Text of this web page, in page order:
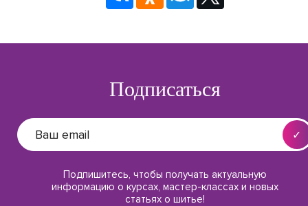
Подписаться
Подпишитесь, чтобы получать актуальную
информацию о курсах, мастер-классах и новых
статьях о шитье!